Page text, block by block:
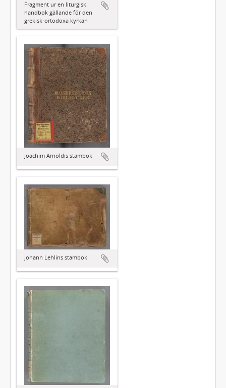
Fragment ur en liturgisk
handbok gällande för den
grekisk-ortodoxa kyrkan
Joachim Arnoldis stambok
Johann Lehlins stambok